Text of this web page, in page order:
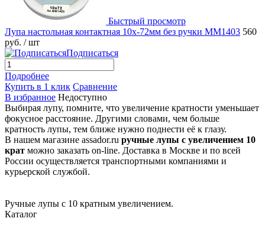
Быстрый просмотр
Лупа настольная контактная 10х-72мм без ручки MM1403 560
руб. / шт
Подписаться
Подробнее
Купить в 1 клик Сравнение
В избранное Недоступно
Выбирая лупу, помните, что увеличение кратности уменьшает
фокусное расстояние. Другими словами, чем больше
кратность лупы, тем ближе нужно поднести её к глазу.
В нашем магазине assador.ru ручные лупы с увеличением 10
крат можно заказать on-line. Доставка в Москве и по всей
России осуществляется транспортными компаниями и
курьерской службой.
Ручные лупы с 10 кратным увеличением.
Каталог